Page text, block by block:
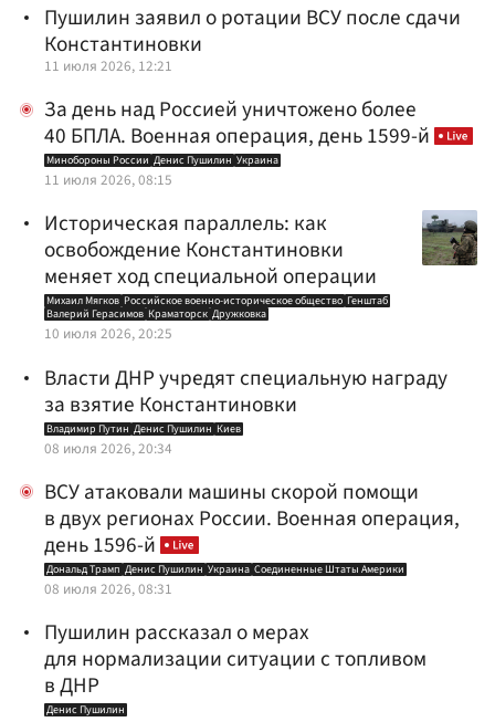
Пушилин заявил о ротации ВСУ после сдачи
Константиновки
11 июля 2026, 12:21
За день над Россией уничтожено более
40 БПЛА. Военная операция, день 1599-й
Минобороны России Денис Пушилин Украина
11 июля 2026, 08:15
Историческая параллель: как
освобождение Константиновки
меняет ход специальной операции
Михаил Мягков Российское военно-историческое общество Генштаб
Валерий Герасимов Краматорск Дружковка
10 июля 2026, 20:25
Власти ДНР учредят специальную награду
за взятие Константиновки
Владимир Путин Денис Пушилин Киев
08 июля 2026, 20:34
ВСУ атаковали машины скорой помощи
в двух регионах России. Военная операция,
день 1596-й
Дональд Трамп Денис Пушилин Украина Соединенные Штаты Америки
08 июля 2026, 08:31
Пушилин рассказал о мерах
для нормализации ситуации с топливом
в ДНР
Денис Пушилин